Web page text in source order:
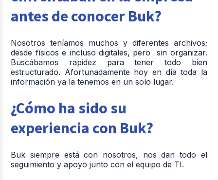
antes de conocer Buk?
Nosotros teníamos muchos y diferentes archivos;
desde físicos e incluso digitales, pero sin organizar.
Buscábamos rapidez para tener todo bien
estructurado. Afortunadamente hoy en día toda la
información ya la tenemos en un solo lugar.
¿Cómo ha sido su
experiencia con Buk?
Buk siempre está con nosotros, nos dan todo el
seguimiento y apoyo junto con el equipo de TI.